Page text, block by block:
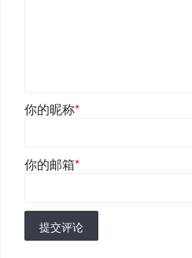
你的昵称*
你的邮箱*
提交评论